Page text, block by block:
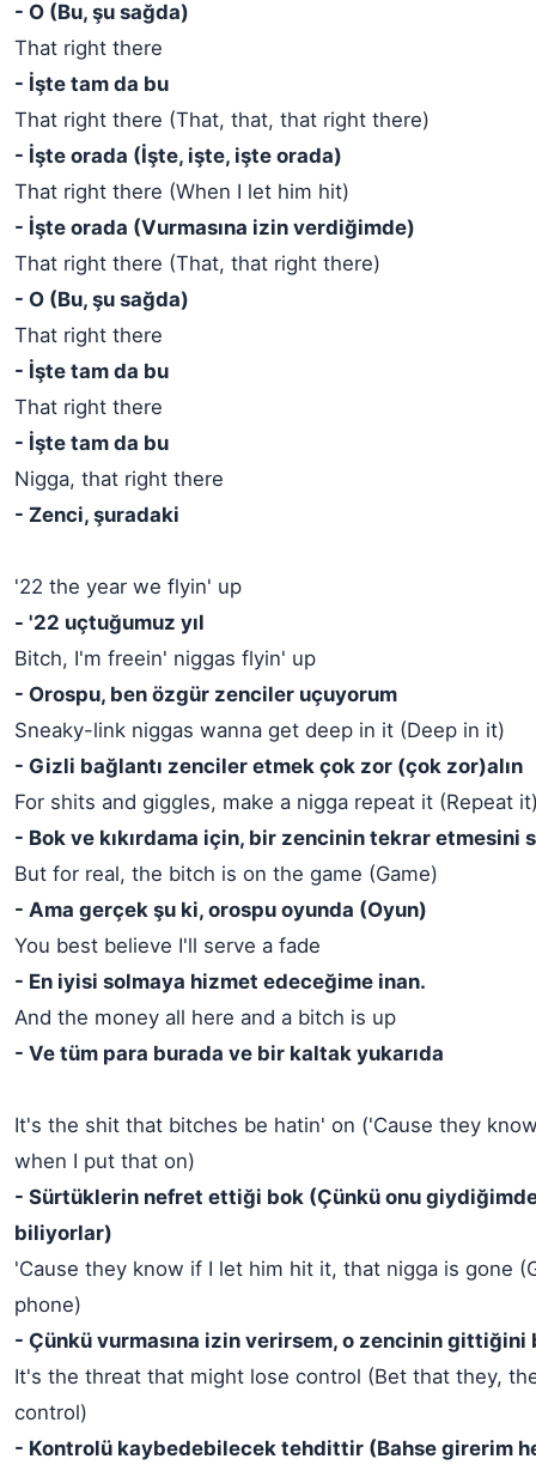
- O (Bu, şu sağda)
That right there
- İşte tam da bu
That right there (That, that, that right there)
- İşte orada (İşte, işte, işte orada)
That right there (When I let him hit)
- İşte orada (Vurmasına izin verdiğimde)
That right there (That, that right there)
- O (Bu, şu sağda)
That right there
- İşte tam da bu
That right there
- İşte tam da bu
Nigga, that right there
- Zenci, şuradaki
'22 the year we flyin' up
- '22 uçtuğumuz yıl
Bitch, I'm freein' niggas flyin' up
- Orospu, ben özgür zenciler uçuyorum
Sneaky-link niggas wanna get deep in it (Deep in it)
- Gizli bağlantı zenciler etmek çok zor (çok zor)alın
For shits and giggles, make a nigga repeat it (Repeat
- Bok ve kıkırdama için, bir zencinin tekrar etmesini
But for real, the bitch is on the game (Game)
- Ama gerçek şu ki, orospu oyunda (Oyun)
You best believe I'll serve a fade
- En iyisi solmaya hizmet edeceğime inan.
And the money all here and a bitch is up
- Ve tüm para burada ve bir kaltak yukarıda
It's the shit that bitches be hatin' on ('Cause they
when I put that on)
- Sürtüklerin nefret ettiği bok (Çünkü onu
biliyorlar)
'Cause they know if I let him hit it, that nigga is gone
phone)
- Çünkü vurmasına izin verirsem, o zencinin
It's the threat that might lose control (Bet that they,
control)
- Kontrolü kaybedebilecek tehdittir (Bahse girerim